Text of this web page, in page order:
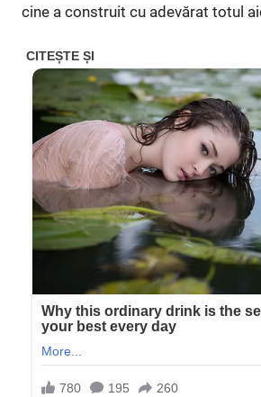
cine a construit cu adevărat totul